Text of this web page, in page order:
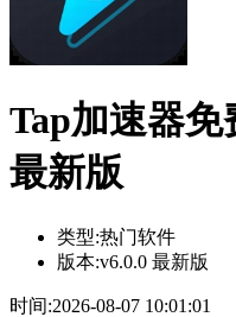
Tap加速器免
最新版
类型:热门软件
版本:v6.0.0 最新版
时间:2026-08-07 10:01:01